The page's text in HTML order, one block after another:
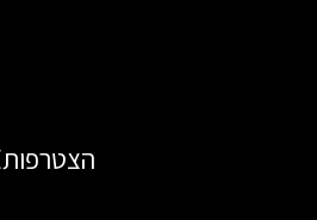
הצטרפותONLINE